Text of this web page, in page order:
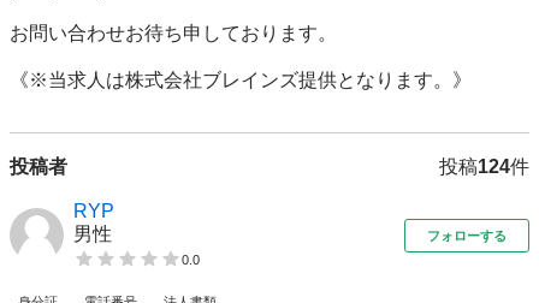
お問い合わせお待ち申しております。
《※当求人は株式会社ブレインズ提供となります。》
投稿者 投稿124件
RYP
男性
0.0
フォローする